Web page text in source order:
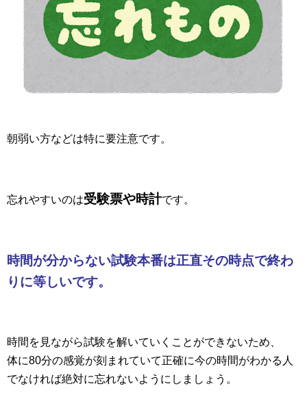
朝弱い方などは特に要注意です。
忘れやすいのは受験票や時計です。
時間が分からない試験本番は正直その時点で終わ
りに等しいです。
時間を見ながら試験を解いていくことができないため、
体に80分の感覚が刻まれていて正確に今の時間がわかる人
でなければ絶対に忘れないようにしましょう。